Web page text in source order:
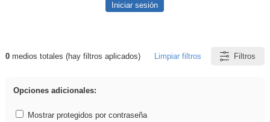
Iniciar sesión
Resultados de: EducaMadrid
0medios totales (hay filtros aplicados) Limpiar filtros Filtros
Opciones adicionales:
Mostrar protegidos por contraseña